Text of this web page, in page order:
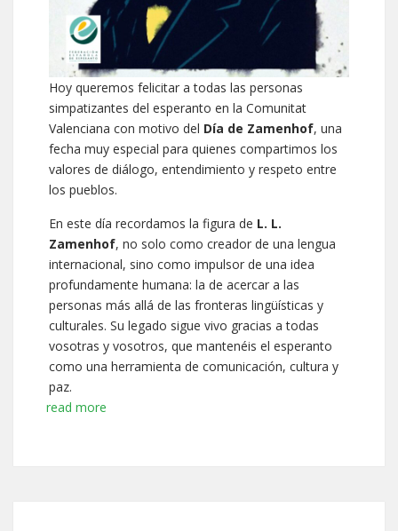
Hoy queremos felicitar a todas las personas
simpatizantes del esperanto en la Comunitat
Valenciana con motivo del Día de Zamenhof, una
fecha muy especial para quienes compartimos los
valores de diálogo, entendimiento y respeto entre
los pueblos.
En este día recordamos la figura de L. L.
Zamenhof, no solo como creador de una lengua
internacional, sino como impulsor de una idea
profundamente humana: la de acercar a las
personas más allá de las fronteras lingüísticas y
culturales. Su legado sigue vivo gracias a todas
vosotras y vosotros, que mantenéis el esperanto
como una herramienta de comunicación, cultura y
paz.
read more